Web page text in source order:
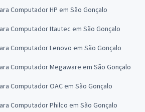
Computador HP em São Gonçalo
Computador Itautec em São Gonçalo
Computador Lenovo em São Gonçalo
Computador Megaware em São Gonçalo
Computador OAC em São Gonçalo
Computador Philco em São Gonçalo